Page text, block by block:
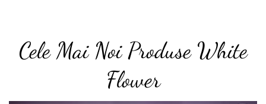
Cele Mai Noi Produse White
Flower